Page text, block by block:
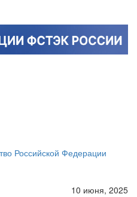
Российской Федерации
10 июня, 2025